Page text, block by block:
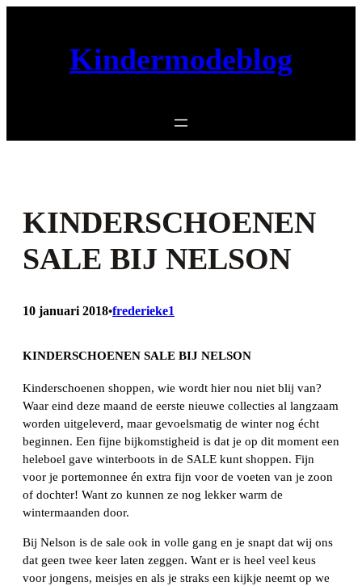
Kindermodeblog
KINDERSCHOENEN
SALE BIJ NELSON
10 januari 2018•frederieke1
KINDERSCHOENEN SALE BIJ NELSON
Kinderschoenen shoppen, wie wordt hier nou niet blij van?
Waar eind deze maand de eerste nieuwe collecties al langzaam
worden uitgeleverd, maar gevoelsmatig de winter nog écht
beginnen. Een fijne bijkomstigheid is dat je op dit moment een
heleboel gave winterboots in de SALE kunt shoppen. Fijn
voor je portemonnee én extra fijn voor de voeten van je zoon
of dochter! Want zo kunnen ze nog lekker warm de
wintermaanden door.
Bij Nelson is de sale ook in volle gang en je snapt dat wij ons
dat geen twee keer laten zeggen. Want er is heel veel keus
voor jongens, meisjes en als je straks een kijkje neemt op we